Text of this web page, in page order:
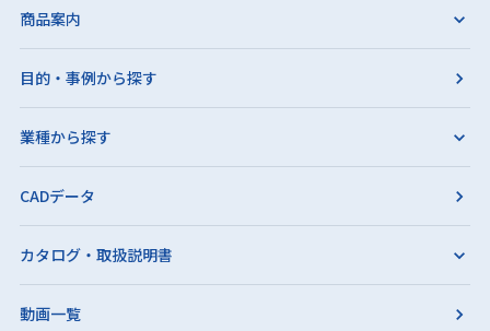
商品案内
目的・事例から探す
業種から探す
CADデータ
カタログ・取扱説明書
動画一覧